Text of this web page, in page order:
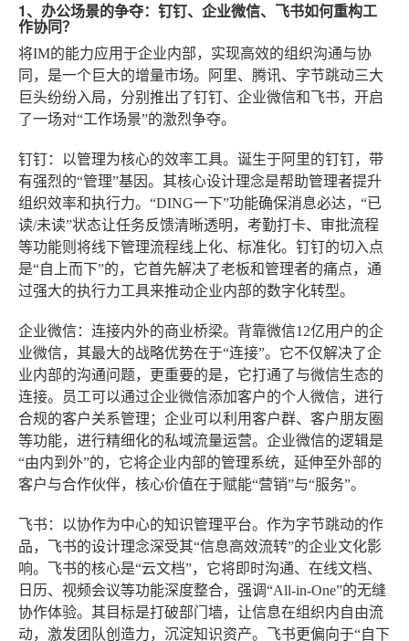
1、办公场景的争夺：钉钉、企业微信、飞书如何重构工
作协同？
将IM的能力应用于企业内部，实现高效的组织沟通与协
同，是一个巨大的增量市场。阿里、腾讯、字节跳动三大
巨头纷纷入局，分别推出了钉钉、企业微信和飞书，开启
了一场对“工作场景”的激烈争夺。
钉钉：以管理为核心的效率工具。诞生于阿里的钉钉，带
有强烈的“管理”基因。其核心设计理念是帮助管理者提升
组织效率和执行力。“DING一下”功能确保消息必达，“已
读/未读”状态让任务反馈清晰透明，考勤打卡、审批流程
等功能则将线下管理流程线上化、标准化。钉钉的切入点
是“自上而下”的，它首先解决了老板和管理者的痛点，通
过强大的执行力工具来推动企业内部的数字化转型。
企业微信：连接内外的商业桥梁。背靠微信12亿用户的企
业微信，其最大的战略优势在于“连接”。它不仅解决了企
业内部的沟通问题，更重要的是，它打通了与微信生态的
连接。员工可以通过企业微信添加客户的个人微信，进行
合规的客户关系管理；企业可以利用客户群、客户朋友圈
等功能，进行精细化的私域流量运营。企业微信的逻辑是
“由内到外”的，它将企业内部的管理系统，延伸至外部的
客户与合作伙伴，核心价值在于赋能“营销”与“服务”。
飞书：以协作为中心的知识管理平台。作为字节跳动的作
品，飞书的设计理念深受其“信息高效流转”的企业文化影
响。飞书的核心是“云文档”，它将即时沟通、在线文档、
日历、视频会议等功能深度整合，强调“All-in-One”的无缝
协作体验。其目标是打破部门墙，让信息在组织内自由流
动，激发团队创造力，沉淀知识资产。飞书更偏向于“自下